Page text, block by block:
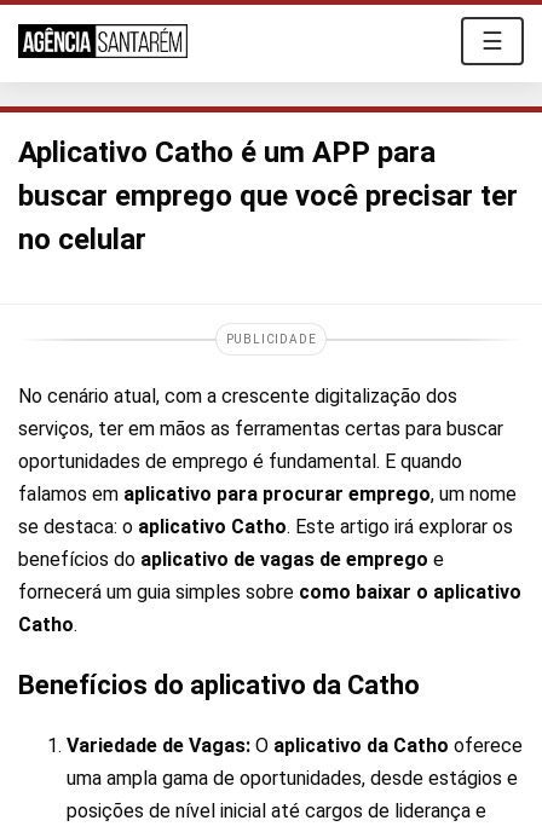
☰
Aplicativo Catho é um APP para
buscar emprego que você precisar ter
no celular
PUBLICIDADE
No cenário atual, com a crescente digitalização dos
serviços, ter em mãos as ferramentas certas para buscar
oportunidades de emprego é fundamental. E quando
falamos em aplicativo para procurar emprego, um nome
se destaca: o aplicativo Catho. Este artigo irá explorar os
benefícios do aplicativo de vagas de emprego e
fornecerá um guia simples sobre como baixar o aplicativo
Catho.
Benefícios do aplicativo da Catho
Variedade de Vagas: O aplicativo da Catho oferece
uma ampla gama de oportunidades, desde estágios e
posições de nível inicial até cargos de liderança e